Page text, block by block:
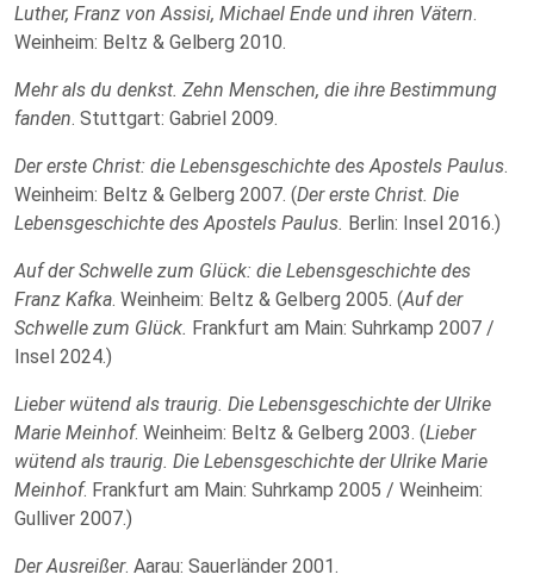
Luther, Franz von Assisi, Michael Ende und ihren Vätern.
Weinheim: Beltz & Gelberg 2010.
Mehr als du denkst. Zehn Menschen, die ihre Bestimmung
fanden. Stuttgart: Gabriel 2009.
Der erste Christ: die Lebensgeschichte des Apostels Paulus.
Weinheim: Beltz & Gelberg 2007. (Der erste Christ. Die
Lebensgeschichte des Apostels Paulus. Berlin: Insel 2016.)
Auf der Schwelle zum Glück: die Lebensgeschichte des
Franz Kafka. Weinheim: Beltz & Gelberg 2005. (Auf der
Schwelle zum Glück. Frankfurt am Main: Suhrkamp 2007 /
Insel 2024.)
Lieber wütend als traurig. Die Lebensgeschichte der Ulrike
Marie Meinhof. Weinheim: Beltz & Gelberg 2003. (Lieber
wütend als traurig. Die Lebensgeschichte der Ulrike Marie
Meinhof. Frankfurt am Main: Suhrkamp 2005 / Weinheim:
Gulliver 2007.)
Der Ausreißer. Aarau: Sauerländer 2001.